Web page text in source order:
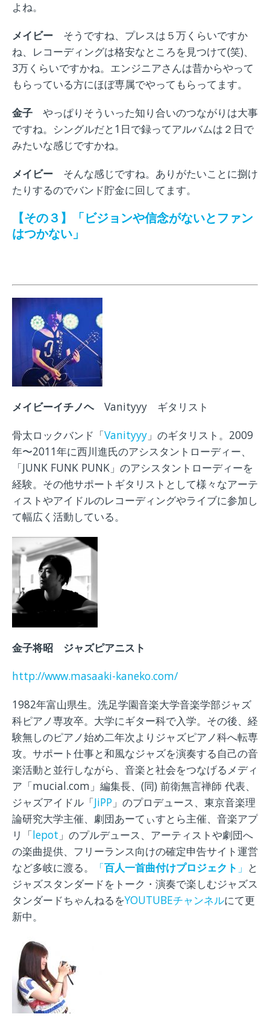
よね。
メイビー そうですね、プレスは５万くらいですか
ね、レコーディングは格安なところを見つけて(笑)、
3万くらいですかね。エンジニアさんは昔からやって
もらっている方にほぼ専属でやってもらってます。
金子 やっぱりそういった知り合いのつながりは大事
ですね。シングルだと1日で録ってアルバムは２日で
みたいな感じですかね。
メイビー そんな感じですね。ありがたいことに捌け
たりするのでバンド貯金に回してます。
【その３】「ビジョンや信念がないとファン
はつかない」
メイビーイチノヘ Vanityyy ギタリスト
骨太ロックバンド「Vanityyy 」のギタリスト。2009
年〜2011年に西川進氏のアシスタントローディー、
「JUNK FUNK PUNK」のアシスタントローディーを
経験。その他サポートギタリストとして様々なアーテ
ィストやアイドルのレコーディングやライブに参加し
て幅広く活動している。
金子将昭 ジャズピアニスト
http://www.masaaki-kaneko.com/
1982年富山県生。洗足学園音楽大学音楽学部ジャズ
科ピアノ専攻卒。大学にギター科で入学。その後、経
験無しのピアノ始め二年次よりジャズピアノ科へ転専
攻。サポート仕事と和風なジャズを演奏する自己の音
楽活動と並行しながら、音楽と社会をつなげるメディ
ア「mucial.com」編集長、(同) 前衛無言禅師 代表、
ジャズアイドル「JiPP 」のプロデュース、東京音楽理
論研究大学主催、劇団あーてぃすとら主催、音楽アプ
リ「lepot 」のプルデュース、アーティストや劇団へ
の楽曲提供、フリーランス向けの確定申告サイト運営
など多岐に渡る。
「百人一首曲付けプロジェクト 」 と
ジャズスタンダードをトーク・演奏で楽しむジャズス
タンダードちゃんねるをYOUTUBEチャンネルにて更
新中。